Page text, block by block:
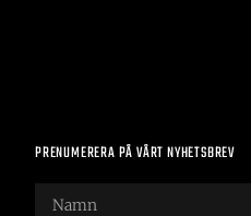
PRENUMERERA PÅ VÅRT NYHETSBREV